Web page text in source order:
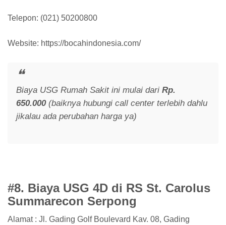
Telepon: (021) 50200800
Website: https://bocahindonesia.com/
Biaya USG Rumah Sakit ini mulai dari Rp.
650.000 (baiknya hubungi call center terlebih dahlu
jikalau ada perubahan harga ya)
#8. Biaya USG 4D di RS St. Carolus
Summarecon Serpong
Alamat : Jl. Gading Golf Boulevard Kav. 08, Gading